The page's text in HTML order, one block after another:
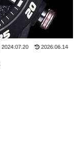
2024.07.20 2026.06.14